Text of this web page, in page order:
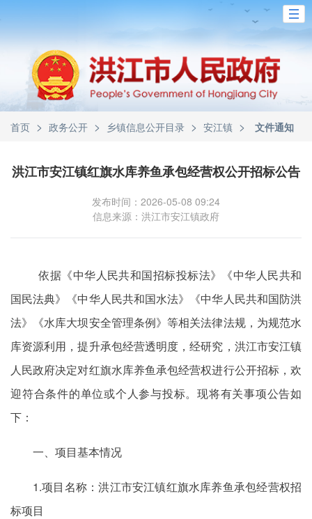
首页 > 政务公开 > 乡镇信息公开目录 > 安江镇 > 文件通知
洪江市安江镇红旗水库养鱼承包经营权公开招标公告
发布时间：2026-05-08 09:24
信息来源：洪江市安江镇政府
依据《中华人民共和国招标投标法》《中华人民共和
国民法典》《中华人民共和国水法》《中华人民共和国防洪
法》《水库大坝安全管理条例》等相关法律法规，为规范水
库资源利用，提升承包经营透明度，经研究，洪江市安江镇
人民政府决定对红旗水库养鱼承包经营权进行公开招标，欢
迎符合条件的单位或个人参与投标。现将有关事项公告如
下：
一、项目基本情况
1.项目名称：洪江市安江镇红旗水库养鱼承包经营权招
标项目